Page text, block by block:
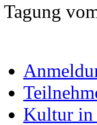
Tagung
Kultur in